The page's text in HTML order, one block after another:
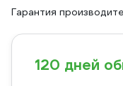
Гарантия
120 дней